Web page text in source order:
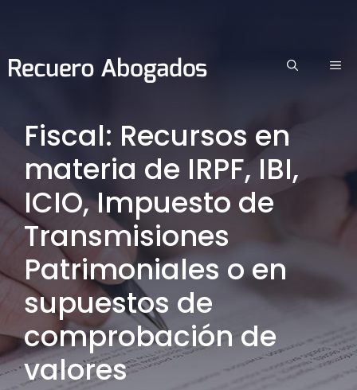
contenido
Fiscal: Recursos en
materia de IRPF, IBI,
ICIO, Impuesto de
Transmisiones
Patrimoniales o en
supuestos de
comprobación de
valores